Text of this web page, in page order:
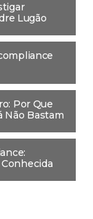
Lugão
Por Que
Não Bastam